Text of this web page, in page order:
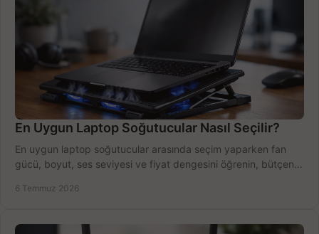
En Uygun Laptop Soğutucular Nasıl Seçilir?
En uygun laptop soğutucular arasında seçim yaparken fan
gücü, boyut, ses seviyesi ve fiyat dengesini öğrenin, bütçenizi
6 Temmuz 2026